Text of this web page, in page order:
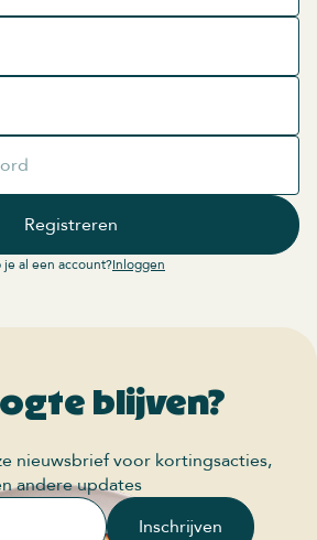
Registreren
je al een account?Inloggen
blijven?
nieuwsbrief voor kortingsacties,
andere updates
Inschrijven